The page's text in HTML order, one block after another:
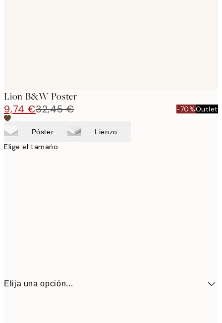
Lion B&W Poster
9,74 €32,45 € -70%Outlet
Póster Lienzo
Elige el tamaño
Elija una opción...